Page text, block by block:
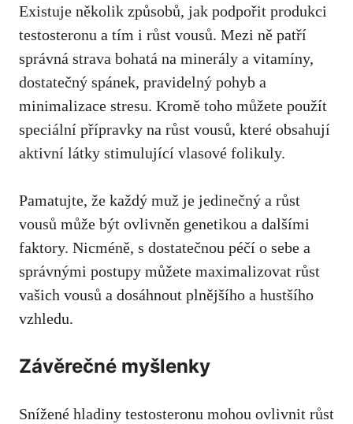
Existuje několik způsobů, jak podpořit ⁣produkci
testosteronu a tím i růst vousů. ‌Mezi ně patří
správná strava bohatá na minerály a vitamíny,
dostatečný ⁤spánek, pravidelný pohyb a
minimalizace stresu. Kromě toho můžete použít
speciální přípravky ‌na růst vousů, které obsahují
aktivní látky stimulující⁣ vlasové folikuly.
Pamatujte, že​ každý muž je jedinečný a růst
vousů může být ovlivněn genetikou‌ a ⁤dalšími
faktory. Nicméně, s‍ dostatečnou péčí​ o sebe a
správnými ‍postupy můžete maximalizovat ⁤růst
vašich vousů a dosáhnout plnějšího a ⁣hustšího
vzhledu.
Závěrečné myšlenky
Snížené hladiny testosteronu mohou ovlivnit‌ růst